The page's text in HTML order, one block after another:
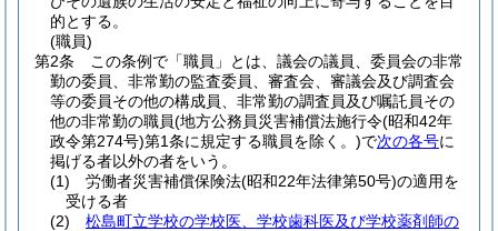
的とする。
(職員)
第2条
この条例で「職員」とは、議会の議員、委員会の非常
勤の委員、非常勤の監査委員、審査会、審議会及び調査会
等の委員その他の構成員、非常勤の調査員及び嘱託員その
他の非常勤の職員(地方公務員災害補償法施行令(昭和42年
政令第274号)第1条に規定する職員を除く。)で次の各号に
掲げる者以外の者をいう。
(1)
労働者災害補償保険法(昭和22年法律第50号)の適用を
受ける者
(2)
松島町立学校の学校医、学校歯科医及び学校薬剤師の